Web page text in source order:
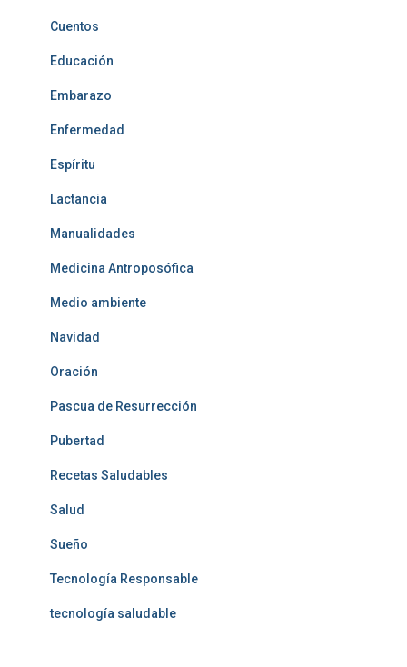
Cuentos
Educación
Embarazo
Enfermedad
Espíritu
Lactancia
Manualidades
Medicina Antroposófica
Medio ambiente
Navidad
Oración
Pascua de Resurrección
Pubertad
Recetas Saludables
Salud
Sueño
Tecnología Responsable
tecnología saludable